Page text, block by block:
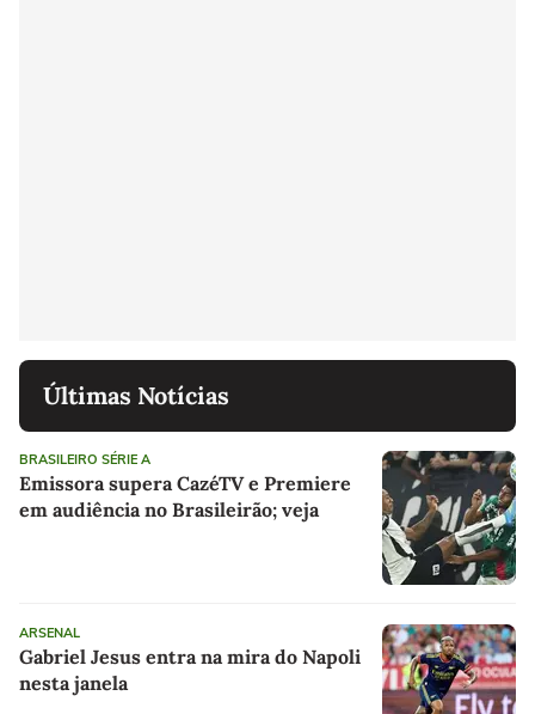
Últimas Notícias
BRASILEIRO SÉRIE A
Emissora supera CazéTV e Premiere
em audiência no Brasileirão; veja
ARSENAL
Gabriel Jesus entra na mira do Napoli
nesta janela